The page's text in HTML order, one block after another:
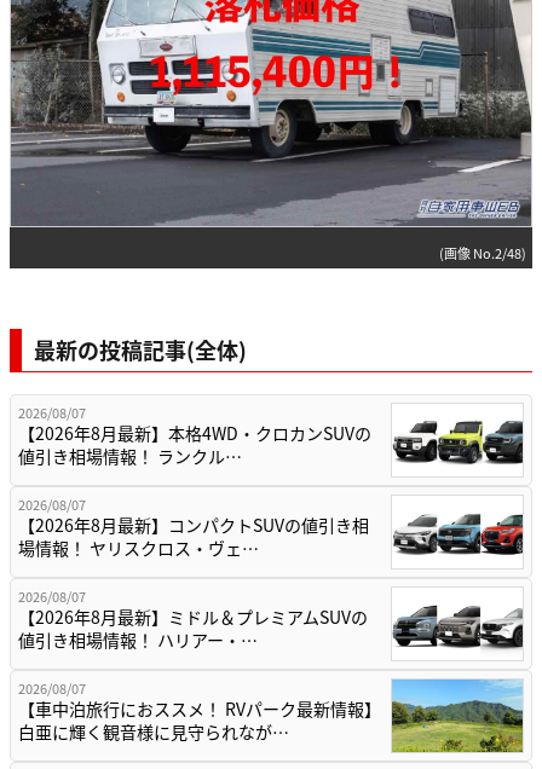
(画像 No.2/48)
最新の投稿記事(全体)
2026/08/07
【2026年8月最新】本格4WD・クロカンSUVの
値引き相場情報！ ランクル…
2026/08/07
【2026年8月最新】コンパクトSUVの値引き相
場情報！ ヤリスクロス・ヴェ…
2026/08/07
【2026年8月最新】ミドル＆プレミアムSUVの
値引き相場情報！ ハリアー・…
2026/08/07
【車中泊旅行におススメ！ RVパーク最新情報】
白亜に輝く観音様に見守られなが…